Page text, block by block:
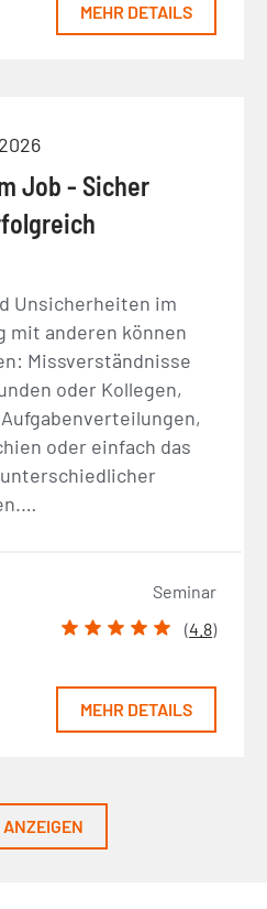
MEHR DETAILS
Job - Sicher
Unsicherheiten im
mit anderen können
Missverständnisse
oder Kollegen,
oder einfach das
Seminar
(4.8)
MEHR DETAILS